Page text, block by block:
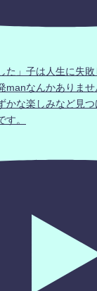
た」子は人生に失
manなんかありませ
かな楽しみなど見
す。